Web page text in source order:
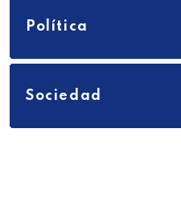
Política
Sociedad